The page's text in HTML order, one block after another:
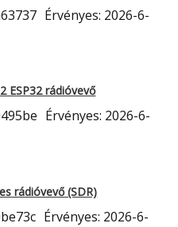
Érvényes: 2026-6-
ESP32 rádióvevő
Érvényes: 2026-6-
rádióvevő (SDR)
Érvényes: 2026-6-